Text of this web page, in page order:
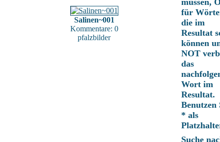
Salinen~001
Kommentare: 0
pfalzbilder
für
die im
Resultat
können
NOT
das
Wort im
Resultat.
Benutzen
* als
Suche